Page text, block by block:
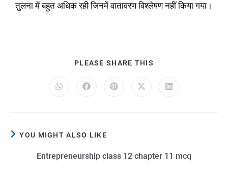
तुलना में बहुत अधिक रही जिनमें वातावरण विश्लेषण नहीं किया गया।
PLEASE SHARE THIS
YOU MIGHT ALSO LIKE
Entrepreneurship class 12 chapter 11 mcq